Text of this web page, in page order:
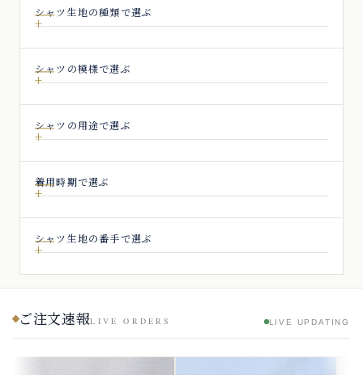
シャツ生地の種類で選ぶ
シャツの模様で選ぶ
シャツの用途で選ぶ
着用時期で選ぶ
シャツ生地の番手で選ぶ
ご注文速報LIVE ORDERS LIVE UPDATING